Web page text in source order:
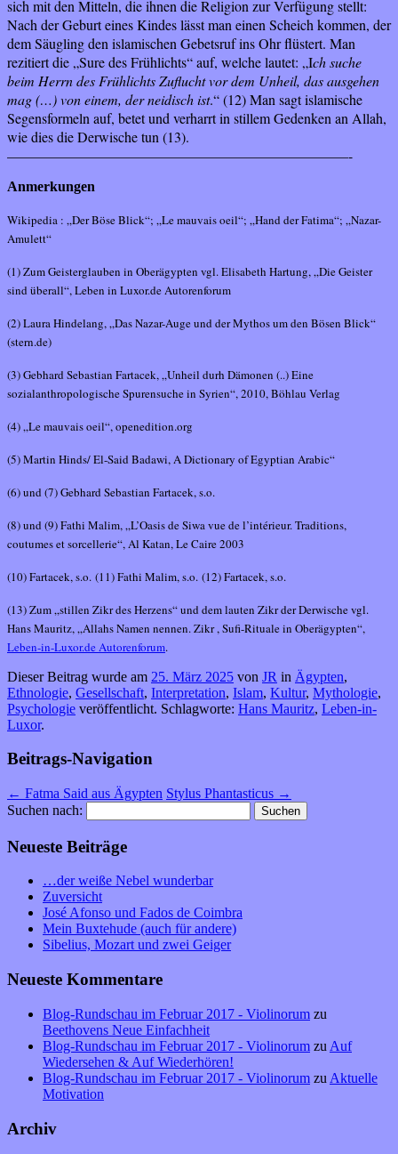
sich mit den Mitteln, die ihnen die Religion zur Verfügung stellt:
Nach der Geburt eines Kindes lässt man einen Scheich kommen, der
dem Säugling den islamischen Gebetsruf ins Ohr flüstert. Man
rezitiert die „Sure des Frühlichts“ auf, welche lautet: „Ich suche
beim Herrn des Frühlichts Zuflucht vor dem Unheil, das ausgehen
mag (…) von einem, der neidisch ist.“ (12) Man sagt islamische
Segensformeln auf, betet und verharrt in stillem Gedenken an Allah,
wie dies die Derwische tun (13).
————————————————————————-
Anmerkungen
Wikipedia : „Der Böse Blick“; „Le mauvais oeil“; „Hand der Fatima“; „Nazar-
Amulett“
(1) Zum Geisterglauben in Oberägypten vgl. Elisabeth Hartung, „Die Geister
sind überall“, Leben in Luxor.de Autorenforum
(2) Laura Hindelang, „Das Nazar-Auge und der Mythos um den Bösen Blick“
(stern.de)
(3) Gebhard Sebastian Fartacek, „Unheil durh Dämonen (..) Eine
sozialanthropologische Spurensuche in Syrien“, 2010, Böhlau Verlag
(4) „Le mauvais oeil“, openedition.org
(5) Martin Hinds/ El-Said Badawi, A Dictionary of Egyptian Arabic“
(6) und (7) Gebhard Sebastian Fartacek, s.o.
(8) und (9) Fathi Malim, „L’Oasis de Siwa vue de l’intérieur. Traditions,
coutumes et sorcellerie“, Al Katan, Le Caire 2003
(10) Fartacek, s.o. (11) Fathi Malim, s.o. (12) Fartacek, s.o.
(13) Zum „stillen Zikr des Herzens“ und dem lauten Zikr der Derwische vgl.
Hans Mauritz, „Allahs Namen nennen. Zikr , Sufi-Rituale in Oberägypten“,
Leben-in-Luxor.de Autorenforum.
Dieser Beitrag wurde am 25. März 2025 von JR in Ägypten,
Ethnologie, Gesellschaft, Interpretation, Islam, Kultur, Mythologie,
Psychologie veröffentlicht. Schlagworte: Hans Mauritz, Leben-in-
Luxor.
Beitrags-Navigation
← Fatma Said aus Ägypten Stylus Phantasticus →
Suchen nach:
Neueste Beiträge
…der weiße Nebel wunderbar
Zuversicht
José Afonso und Fados de Coimbra
Mein Buxtehude (auch für andere)
Sibelius, Mozart und zwei Geiger
Neueste Kommentare
Blog-Rundschau im Februar 2017 - Violinorum zu
Beethovens Neue Einfachheit
Blog-Rundschau im Februar 2017 - Violinorum zu Auf
Wiedersehen & Auf Wiederhören!
Blog-Rundschau im Februar 2017 - Violinorum zu Aktuelle
Motivation
Archiv